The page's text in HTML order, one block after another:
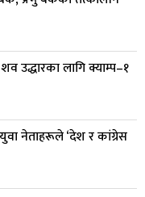
उपभोक्ताले
करदाता प्रोत्साहन
सुविधा
उद्धारका लागि क्याम्प–१
नेताहरूले ‘देश र कांग्रेस